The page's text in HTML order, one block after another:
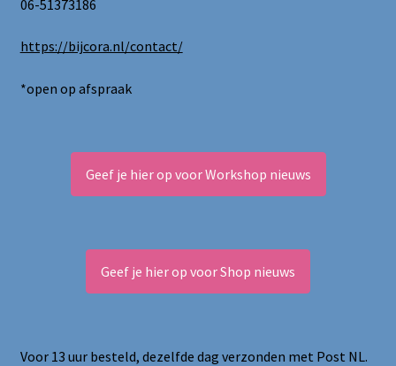
06-51373186
https://bijcora.nl/contact/
*open op afspraak
Geef je hier op voor Workshop nieuws
Geef je hier op voor Shop nieuws
Voor 13 uur besteld, dezelfde dag verzonden met Post NL.